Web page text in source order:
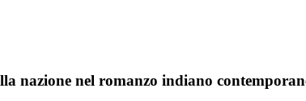
nazione nel romanzo indiano